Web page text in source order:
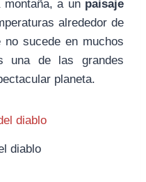
a un paisaje
alrededor de
sucede en muchos
una de las grandes
planeta.
diablo